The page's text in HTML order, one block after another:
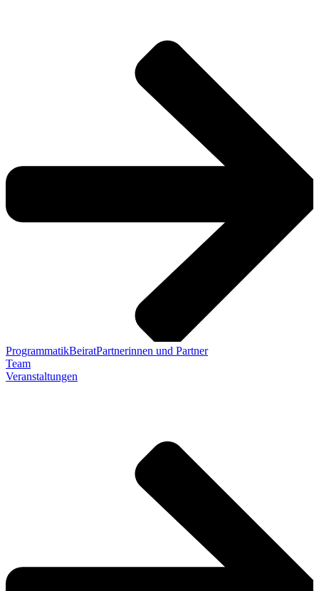
ProgrammatikBeiratPartnerinnen und Partner
Team
Veranstaltungen